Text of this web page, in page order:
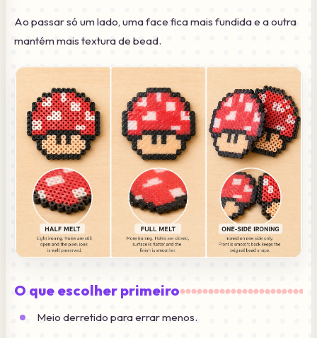
Ao passar só um lado, uma face fica mais fundida e a outra
mantém mais textura de bead.
O que escolher primeiro
Meio derretido para errar menos.